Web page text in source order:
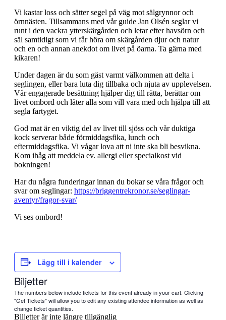
Vi kastar loss och sätter segel på väg mot sälgrynnor och
örnnästen. Tillsammans med vår guide Jan Olsén seglar vi
runt i den vackra ytterskärgården och letar efter havsörn och
säl samtidigt som vi får höra om skärgården djur och natur
och en och annan anekdot om livet på öarna. Ta gärna med
kikaren!
Under dagen är du som gäst varmt välkommen att delta i
seglingen, eller bara luta dig tillbaka och njuta av upplevelsen.
Vår engagerade besättning hjälper dig till rätta, berättar om
livet ombord och låter alla som vill vara med och hjälpa till att
segla fartyget.
God mat är en viktig del av livet till sjöss och vår duktiga
kock serverar både förmiddagsfika, lunch och
eftermiddagsfika. Vi vågar lova att ni inte ska bli besvikna.
Kom ihåg att meddela ev. allergi eller specialkost vid
bokningen!
Har du några funderingar innan du bokar se våra frågor och
svar om seglingar: https://briggentrekronor.se/seglingar-
aventyr/fragor-svar/
Vi ses ombord!
Lägg till i kalender
Biljetter
The numbers below include tickets for this event already in your cart. Clicking
"Get Tickets" will allow you to edit any existing attendee information as well as
change ticket quantities.
Biljetter är inte längre tillgänglig